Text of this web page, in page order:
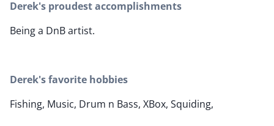
Derek's proudest accomplishments
Being a DnB artist.
Derek's favorite hobbies
Fishing, Music, Drum n Bass, XBox, Squiding,